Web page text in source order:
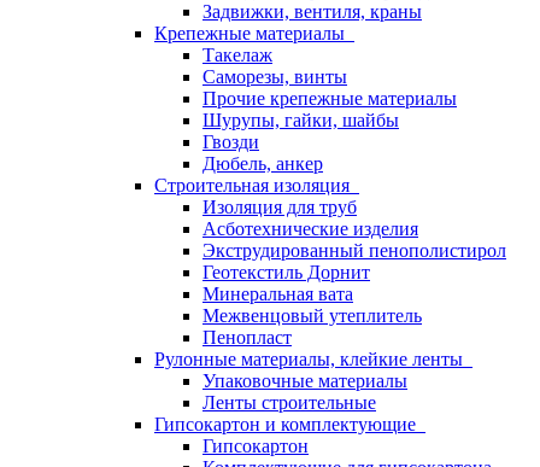
Задвижки, вентиля, краны
Крепежные материалы
Такелаж
Саморезы, винты
Прочие крепежные материалы
Шурупы, гайки, шайбы
Гвозди
Дюбель, анкер
Строительная изоляция
Изоляция для труб
Асботехнические изделия
Экструдированный пенополистирол
Геотекстиль Дорнит
Минеральная вата
Межвенцовый утеплитель
Пенопласт
Рулонные материалы, клейкие ленты
Упаковочные материалы
Ленты строительные
Гипсокартон и комплектующие
Гипсокартон